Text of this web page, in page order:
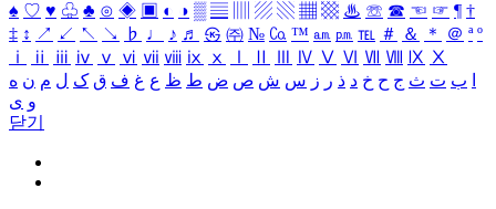
♠ ♡ ♥ ♧ ♣ ⊙ ◈ ▣ ◐ ◑ ▒ ▤ ▨ ▧ ▦ ▩ ♨ ☏ ☎ ☜ ☞ ¶ †
‡ ↕ ↗ ↙ ↖ ↘ ♭ ♩ ♪ ♬ ㉿ ㈜ № ㏇ ™ ㏂ ㏘ ℡ ＃ ＆ ＊ ＠ ª º
ⅰ
ⅱ ⅲ ⅳ ⅴ ⅵ ⅶ ⅷ ⅸ ⅹ Ⅳ Ⅴ Ⅵ Ⅶ Ⅷ Ⅸ Ⅹ
ب ت ث ج ح خ د ذ ر ز س ش ص ض ط ظ ع غ ف ق ک ل م ن ه
و ی
닫기